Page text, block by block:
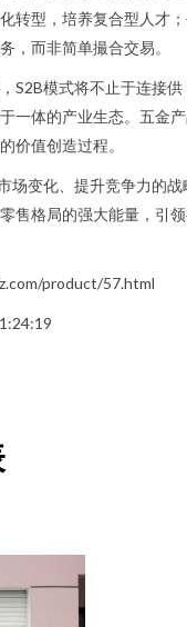
转型，培养复合型人才
，而非简单撮合交易。
S2B模式将不止于连接供
一体的产业生态。五金
价值创造过程。
场变化、提升竞争力的战
售格局的强大能量，引
product/57.html